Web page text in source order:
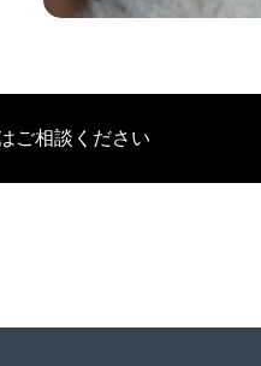
ご相談ください